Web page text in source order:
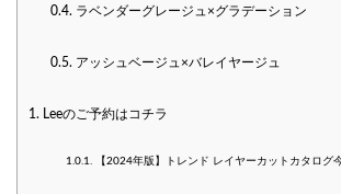
0.4. ラベンダーグレージュ×グラデーション
0.5. アッシュベージュ×バレイヤージュ
1. Leeのご予約はコチラ
1.0.1. 【2024年版】トレンド レイヤーカットカタログ♩